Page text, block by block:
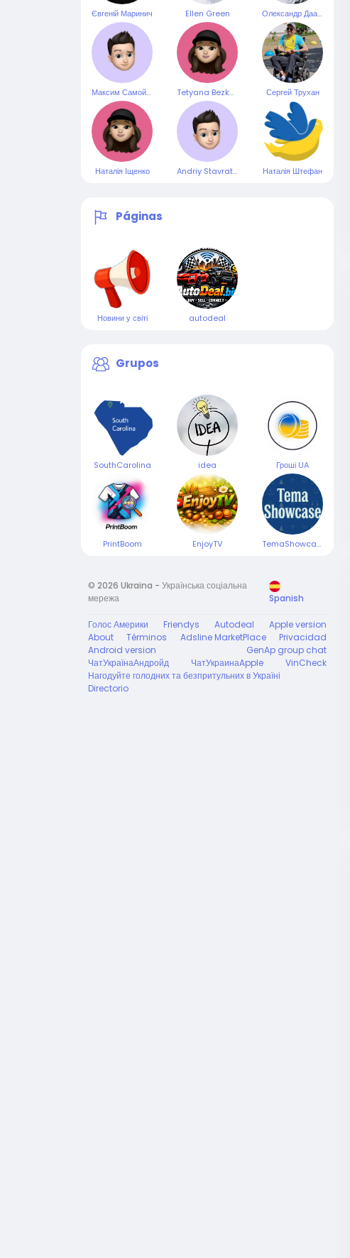
Євгеній Маринич Ellen Green Олександр Даабул
Максим Самойлов Tetyana Bezkorovayna Сергей Трухан
Наталія Іщенко Andriy Stavratiy Наталія Штефан
Páginas
Новини у світі autodeal
Grupos
SouthCarolina idea Гроші UA
PrintBoom EnjoyTV TemaShowcase
© 2026 Ukraina - Українська соціальна
мережа
Spanish
Голос Америки Friendys Autodeal
Apple version
About
Términos Adsline MarketPlace
Privacidad
Android version
GenAp group chat
ЧатУкраїнаАндройд
ЧатУкраинаApple
VinCheck
Нагодуйте голодних та безпритульних в Україні
Directorio